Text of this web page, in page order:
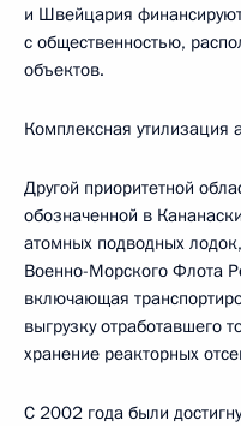
и Швейцария
с общественностью,
объектов.
Комплексная утилизация
Другой приоритетной
обозначенной в
атомных подводных
Военно-Морского Флота
включающая
выгрузку отработавшего
хранение реакторных
С 2002 года были